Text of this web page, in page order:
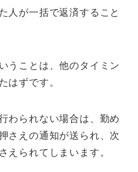
人が一括で返済すること
うことは、他のタイミン
はずです。
わられない場合は、勤め
さえの通知が送られ、次
えられてしまいます。